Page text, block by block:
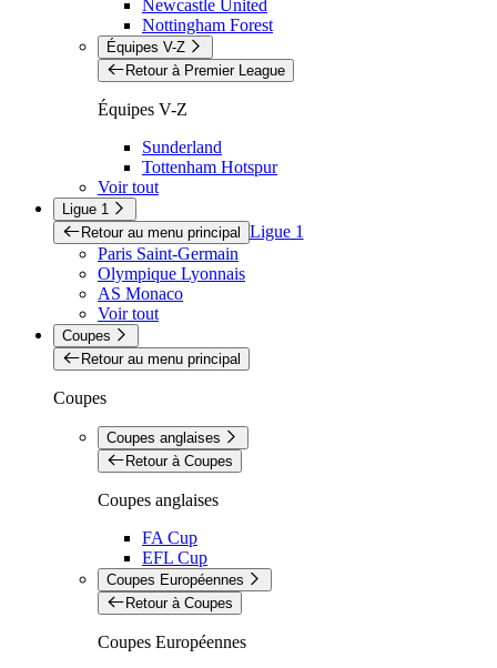
Newcastle United
Nottingham Forest
Équipes V-Z
Retour à Premier League
Équipes V-Z
Sunderland
Tottenham Hotspur
Voir tout
Ligue 1
Retour au menu principal Ligue 1
Paris Saint-Germain
Olympique Lyonnais
AS Monaco
Voir tout
Coupes
Retour au menu principal
Coupes
Coupes anglaises
Retour à Coupes
Coupes anglaises
FA Cup
EFL Cup
Coupes Européennes
Retour à Coupes
Coupes Européennes